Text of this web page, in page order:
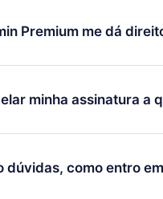
decidiu mudar sua
o plano anual, o novo
Premium me dá
é um plano que te
em 3 línguas (Inglês,
momento através do
minha assinatura a
por não renovar sua
e o próximo ciclo de
dúvidas, como entro